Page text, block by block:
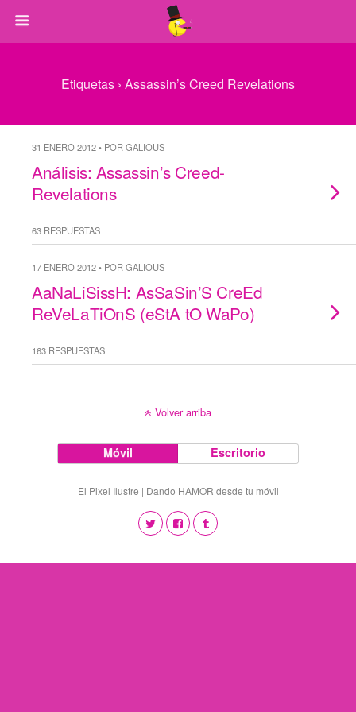
Etiquetas › Assassin’s Creed Revelations
31 ENERO 2012 • POR GALIOUS
Análisis: Assassin’s Creed-
Revelations
63 RESPUESTAS
17 ENERO 2012 • POR GALIOUS
AaNaLiSissH: AsSaSin’S CreEd
ReVeLaTiOnS (eStA tO WaPo)
163 RESPUESTAS
Volver arriba
Móvil Escritorio
El Pixel Ilustre | Dando HAMOR desde tu móvil